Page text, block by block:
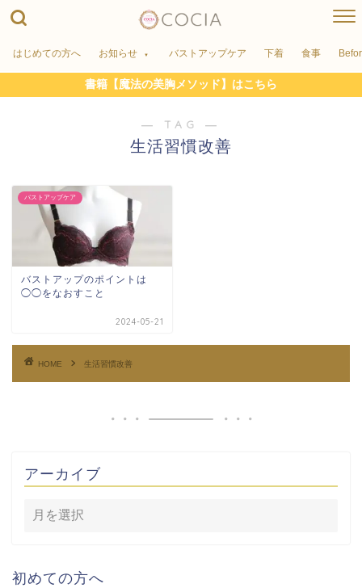
はじめての方へ お知らせ バストアップケア 下着 食事
書籍【魔法の美胸メソッド】はこちら
― TAG ―
生活習慣改善
バストアップケア
バストアップのポイントは
◯◯をなおすこと
2024-05-21
HOME 生活習慣改善
アーカイブ
初めての方へ